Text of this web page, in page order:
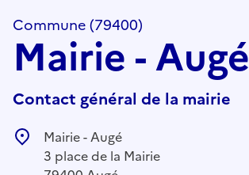
Commune (79400)
Mairie - Augé
Contact général de la mairie
Mairie - Augé
3 place de la Mairie